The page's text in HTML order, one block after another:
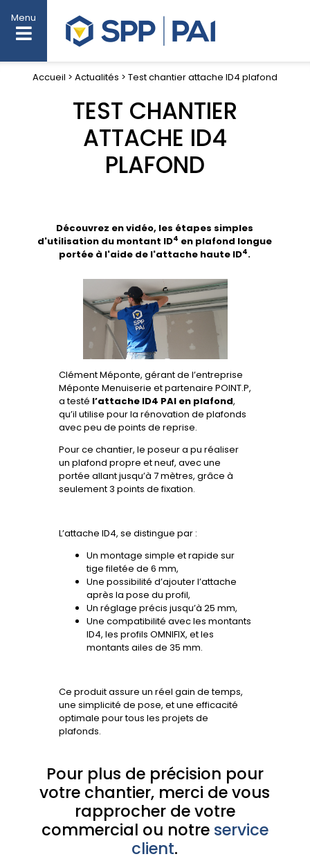
Menu
Accueil > Actualités > Test chantier attache ID4 plafond
TEST CHANTIER
ATTACHE ID4
PLAFOND
Découvrez en vidéo, les étapes simples
d'utilisation du montant ID4 en plafond longue
portée à l'aide de l'attache haute ID4.
Clément Méponte, gérant de l’entreprise
Méponte Menuiserie et partenaire POINT.P,
a testé l’attache ID4 PAI en plafond,
qu’il utilise pour la rénovation de plafonds
avec peu de points de reprise.
Pour ce chantier, le poseur a pu réaliser
un plafond propre et neuf, avec une
portée allant jusqu’à 7 mètres, grâce à
seulement 3 points de fixation.
L’attache ID4, se distingue par :
Un montage simple et rapide sur
tige filetée de 6 mm,
Une possibilité d’ajouter l’attache
après la pose du profil,
Un réglage précis jusqu’à 25 mm,
Une compatibilité avec les montants
ID4, les profils OMNIFIX, et les
montants ailes de 35 mm.
Ce produit assure un réel gain de temps,
une simplicité de pose, et une efficacité
optimale pour tous les projets de
plafonds.
Pour plus de précision pour
votre chantier, merci de vous
rapprocher de votre
commercial ou notre service
client.